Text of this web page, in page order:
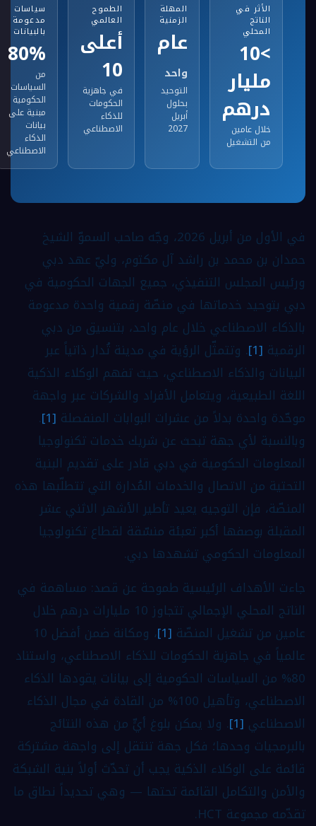
الأثر في
الناتج
المحلي
>10
مليار
درهم
خلال عامين
من التشغيل
المهلة
الزمنية
عام
واحد
التوحيد
بحلول
أبريل
2027
الطموح
العالمي
أعلى
10
في جاهزية
الحكومات
للذكاء
الاصطناعي
سياسات
مدعومة
بالبيانات
80%
من
السياسات
الحكومية
مبنية على
بيانات
الذكاء
الاصطناعي
في الأول من أبريل 2026، وجّه صاحب السموّ الشيخ
حمدان بن محمد بن راشد آل مكتوم، وليّ عهد دبي
ورئيس المجلس التنفيذي، جميع الجهات الحكومية في
دبي بتوحيد خدماتها في منصّة رقمية واحدة مدعومة
بالذكاء الاصطناعي خلال عام واحد، بتنسيق من دبي
الرقمية [1] . وتتمثّل الرؤية في مدينة تُدار ذاتياً عبر
البيانات والذكاء الاصطناعي، حيث تفهم الوكلاء الذكية
اللغة الطبيعية، ويتعامل الأفراد والشركات عبر واجهة
موحّدة واحدة بدلاً من عشرات البوابات المنفصلة [1]
.
وبالنسبة لأي جهة تبحث عن شريك خدمات تكنولوجيا
المعلومات الحكومية في دبي قادر على تقديم البنية
التحتية من الاتصال والخدمات المُدارة التي تتطلّبها هذه
المنصّة، فإن التوجيه يعيد تأطير الأشهر الاثني عشر
المقبلة بوصفها أكبر تعبئة منسّقة لقطاع تكنولوجيا
المعلومات الحكومي تشهدها دبي.
جاءت الأهداف الرئيسية طموحة عن قصد: مساهمة في
الناتج المحلي الإجمالي تتجاوز
10 مليارات درهم خلال
عامين من تشغيل المنصّة [1] ، ومكانة ضمن
أفضل 10
عالمياً في جاهزية الحكومات للذكاء الاصطناعي، واستناد
80% من السياسات الحكومية
إلى بيانات يقودها الذكاء
الاصطناعي، وتأهيل 100% من القادة
في مجال الذكاء
الاصطناعي [1] . ولا يمكن بلوغ أيٍّ من هذه النتائج
بالبرمجيات وحدها؛ فكل جهة تنتقل إلى واجهة مشتركة
قائمة على الوكلاء الذكية يجب أن تحدّث أولاً بنية الشبكة
والأمن والتكامل القائمة تحتها — وهي تحديداً نطاق ما
تقدّمه مجموعة HCT.